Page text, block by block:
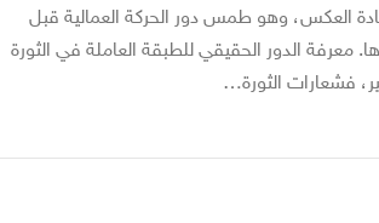
عادة العكس، وهو طمس دور الحركة العمالية قبل
معرفة الدور الحقيقي للطبقة العاملة في الثورة
فشعارات الثورة…